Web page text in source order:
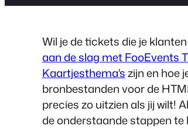
Wil je de tickets die je
aan de slag met FooEvents
Kaartjesthema'szijn en hoe
bronbestanden voor de
precies zo uitzien als jij wilt!
de onderstaande stappen te